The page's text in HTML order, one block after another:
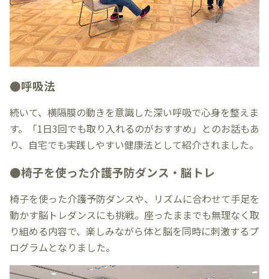
●呼吸法
続いて、横隔膜の動きを意識した深い呼吸で心身を整えま
す。「1日3回でも取り入れるのがおすすめ」とのお話もあ
り、自宅でも実践しやすい健康法として紹介されました。
●椅子を使った介護予防ダンス・脳トレ
椅子を使った介護予防ダンスや、リズムに合わせて手足を
動かす脳トレダンスにも挑戦。座ったままでも無理なく取
り組める内容で、楽しみながら体と脳を同時に刺激するプ
ログラムとなりました。